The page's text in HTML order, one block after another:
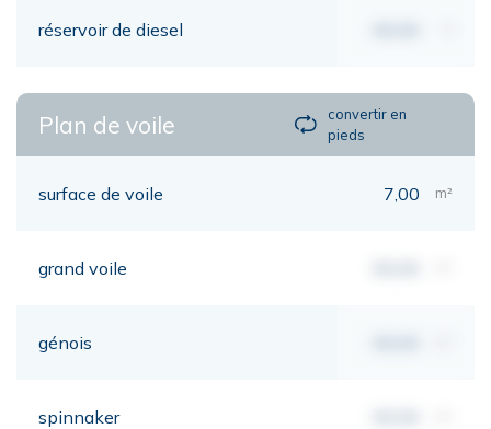
réservoir de diesel
Plan de voile
convertir en
pieds
surface de voile 7,00 m²
grand voile
génois
spinnaker